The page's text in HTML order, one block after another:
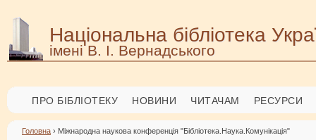
Національна бібліотека
імені В. І. Вернадського
ПРО БІБЛІОТЕКУ НОВИНИ ЧИТАЧАМ РЕСУРСИ
Головна › Міжнародна наукова конференція "Бібліотека.Наука.Комунікація"